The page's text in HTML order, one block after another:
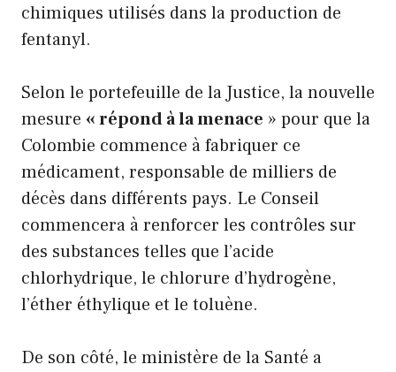
chimiques utilisés dans la production de
fentanyl.
Selon le portefeuille de la Justice, la nouvelle
mesure « répond à la menace » pour que la
Colombie commence à fabriquer ce
médicament, responsable de milliers de
décès dans différents pays. Le Conseil
commencera à renforcer les contrôles sur
des substances telles que l’acide
chlorhydrique, le chlorure d’hydrogène,
l’éther éthylique et le toluène.
De son côté, le ministère de la Santé a